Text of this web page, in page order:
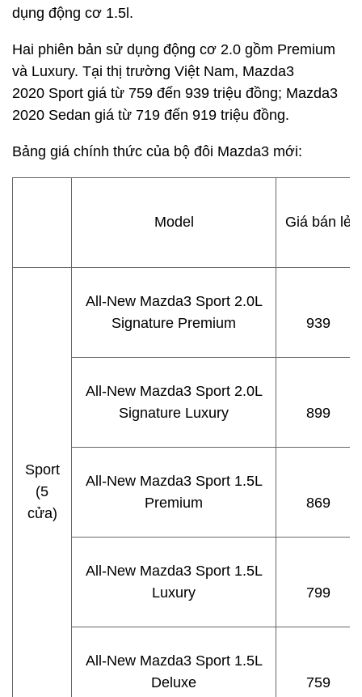
dụng động cơ 1.5l.
Hai phiên bản sử dụng động cơ 2.0 gồm Premium
và Luxury. Tại thị trường Việt Nam, Mazda3
2020 Sport giá từ 759 đến 939 triệu đồng; Mazda3
2020 Sedan giá từ 719 đến 919 triệu đồng.
Bảng giá chính thức của bộ đôi Mazda3 mới:
Model Giá bán lẻ
Sport
(5
cửa)
All-New Mazda3 Sport 2.0L
Signature Premium
939
All-New Mazda3 Sport 2.0L
Signature Luxury
899
All-New Mazda3 Sport 1.5L
Premium
869
All-New Mazda3 Sport 1.5L
Luxury
799
All-New Mazda3 Sport 1.5L
Deluxe
759